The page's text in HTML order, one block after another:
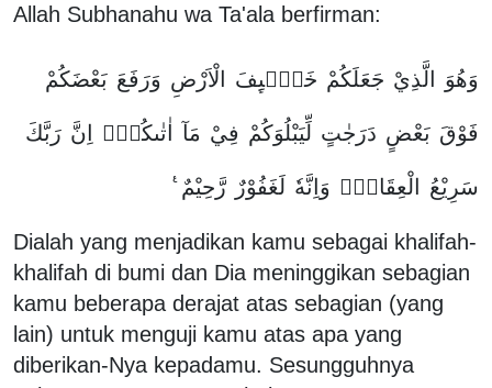
Allah Subhanahu wa Ta'ala berfirman:
وَهُوَ الَّذِيْ جَعَلَكُمْ خَلٰۤىِٕفَ الْاَرْضِ وَرَفَعَ بَعْضَكُمْ
فَوْقَ بَعْضٍ دَرَجٰتٍ لِّيَبْلُوَكُمْ فِيْ مَآ اٰتٰىكُمْۗ اِنَّ رَبَّكَ
سَرِيْعُ الْعِقَابِۖ وَاِنَّهٗ لَغَفُوْرٌ رَّحِيْمٌ
Dialah yang menjadikan kamu sebagai khalifah-
khalifah di bumi dan Dia meninggikan sebagian
kamu beberapa derajat atas sebagian (yang
lain) untuk menguji kamu atas apa yang
diberikan-Nya kepadamu. Sesungguhnya